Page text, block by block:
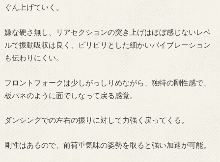
ぐん上げていく。
嫌な硬さ無し、リアセクションの突き上げはほぼ感じないレベ
ルで振動吸収は良く、ビリビリとした細かいバイブレーション
も伝わりにくい。
フロントフォークは少しがっしりめながら、独特の剛性感で、
板バネのように面でしなって戻る感覚。
ダンシングでの左右の振りに対して力強く戻ってくる。
剛性はあるので、前荷重気味の姿勢を取ると強い加速が可能。